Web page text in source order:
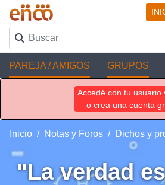
PAREJA / AMIGOS GRUPOS
Accedé con tu usuario
o crea una cuenta
Inicio Notas y Foros Dichos y
"La verdad